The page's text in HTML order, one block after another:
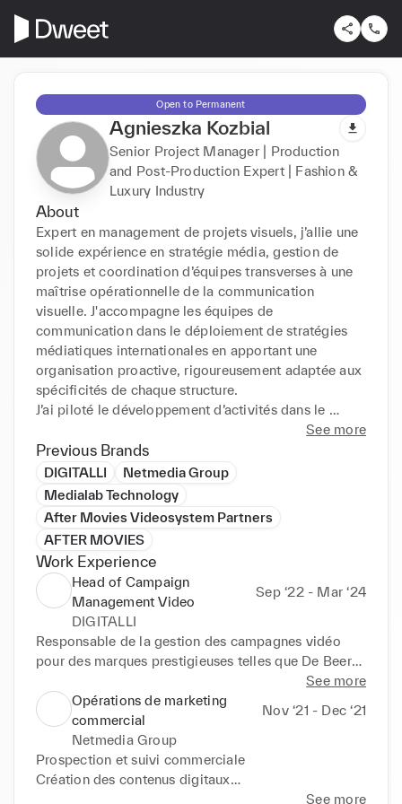
Open to Permanent
Agnieszka Kozbial
Senior Project Manager | Production
and Post-Production Expert | Fashion &
Luxury Industry
About
Expert en management de projets visuels, j’allie une
solide expérience en stratégie média, gestion de
projets et coordination d’équipes transverses à une
maîtrise opérationnelle de la communication
visuelle. J'accompagne les équipes de
communication dans le déploiement de stratégies
médiatiques internationales en apportant une
organisation proactive, rigoureusement adaptée aux
spécificités de chaque structure.
J’ai piloté le développement d’activités dans le
secteur publicitaire en mettant en place des
processus d’optimisation techniques et financiers
pour la production de contenus visuels destinés aux
grands comptes en trot pour L’Oréal, Coty, Parfums
également constitué des réseaux de compétences,
dirigé des équipes et assuré la gestion des relations
clients, tout en veillant à la qualité et l'efficacité de
chaque projet.
See more
Previous Brands
DIGITALLI
Netmedia Group
Medialab Technology
After Movies Videosystem Partners
AFTER MOVIES
Work Experience
Head of Campaign
Management Video
Sep ‘22 - Mar ‘24
DIGITALLI
Responsable de la gestion des campagnes vidéo
pour des marques prestigieuses telles que De Beers,
Coty, Parfums Christian Dior et Guerlain, j'ai
supervisé des équipes créatives et techniques, géré
des budgets et assuré la livraison de campagnes
réussies dans le respect des délais. Mon travail a
également contribué à la fidélisation des grands
comptes, notamment L'Oréal Luxe. Pour Patyka, j'ai
mis en place un processus complet de production de
See more
Opérations de marketing
commercial
Nov ‘21 - Dec ‘21
Netmedia Group
Prospection et suivi commerciale
Création des contenus digitaux
See more